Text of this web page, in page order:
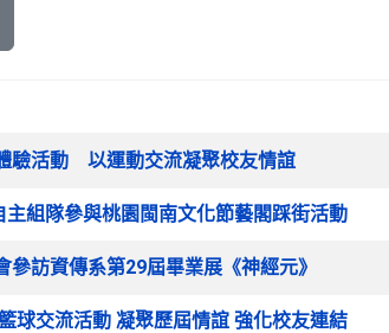
驗活動 以運動交流凝聚校友情誼
主組隊參與桃園閩南文化節藝閣踩街活動
參訪資傳系第29屆畢業展《神經元》
球交流活動 凝聚歷屆情誼 強化校友連結